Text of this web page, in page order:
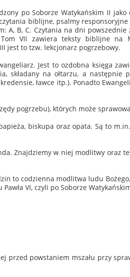
po Soborze Watykańskim II jako
biblijne, psalmy
A, B, C. Czytania na dni powszednie
VII zawiera teksty biblijne na
jest to tzw. lekcjonarz pogrzebowy.
Jest to ozdobna księga
składany na ołtarzu, a następnie
ławce itp.). Ponadto
pogrzebu), których może
biskupa oraz opata. Są to
Znajdziemy w niej modlitwy oraz
to codzienna modlitwa ludu
VI, czyli po Soborze
przed powstaniem mszału przy